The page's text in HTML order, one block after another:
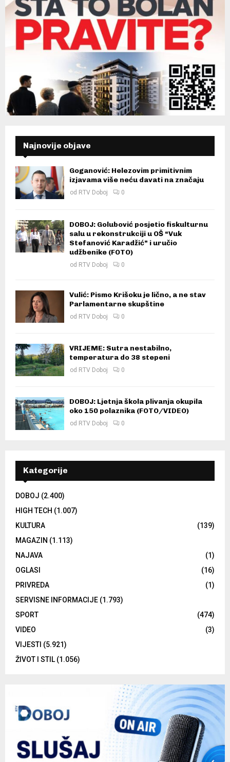
Najnovije objave
Goganović: Helezovim primitivnim
izjavama više neću davati na značaju
od RTV Doboj 0
DOBOJ: Golubović posjetio fiskulturnu
salu u rekonstrukciji u OŠ “Vuk
Stefanović Karadžić” i uručio
udžbenike (FOTO)
od RTV Doboj 0
Vulić: Pismo Krišoku je lično, a ne stav
Parlamentarne skupštine
od RTV Doboj 0
VRIJEME: Sutra nestabilno,
temperatura do 38 stepeni
od RTV Doboj 0
DOBOJ: Ljetnja škola plivanja okupila
oko 150 polaznika (FOTO/VIDEO)
od RTV Doboj 0
Kategorije
DOBOJ (2.400)
HIGH TECH (1.007)
KULTURA
(139)
MAGAZIN (1.113)
NAJAVA
(1)
OGLASI
(16)
PRIVREDA
(1)
SERVISNE INFORMACIJE (1.793)
SPORT
(474)
VIDEO
(3)
VIJESTI (5.921)
ŽIVOT I STIL (1.056)